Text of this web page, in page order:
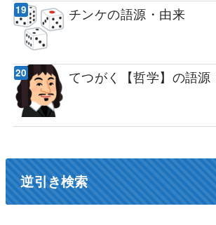
チンケの語源・由来
てつがく【哲学】の語源
逆引き検索